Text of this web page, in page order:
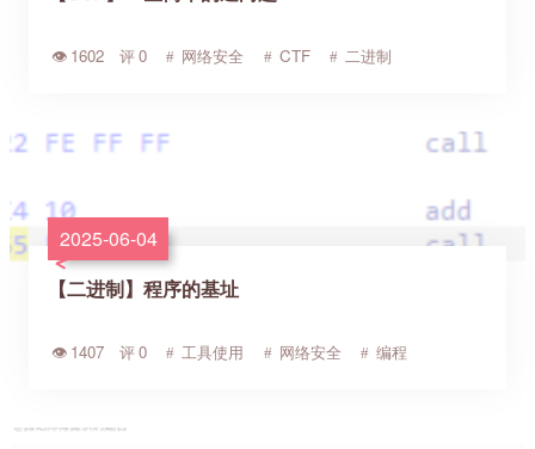
1602 0 网络安全 CTF 二进制
2025-06-04
【二进制】程序的基址
1407 0 工具使用 网络安全 编程